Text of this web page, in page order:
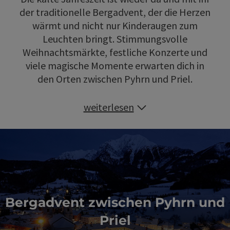
der traditionelle Bergadvent, der die Herzen
wärmt und nicht nur Kinderaugen zum
Leuchten bringt. Stimmungsvolle
Weihnachtsmärkte, festliche Konzerte und
viele magische Momente erwarten dich in
den Orten zwischen Pyhrn und Priel.
weiterlesen
Bergadvent zwischen Pyhrn und
Priel